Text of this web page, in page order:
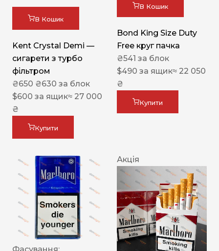
В Кошик
Kent Crystal Demi —
сигарети з турбо
фільтром
₴650 ₴630 за блок
$600 за ящик≈ 27 000
₴
Купити
В Кошик
Bond King Size Duty
Free круг пачка
₴541 за блок
$490 за ящик≈ 22 050
₴
Купити
Акція